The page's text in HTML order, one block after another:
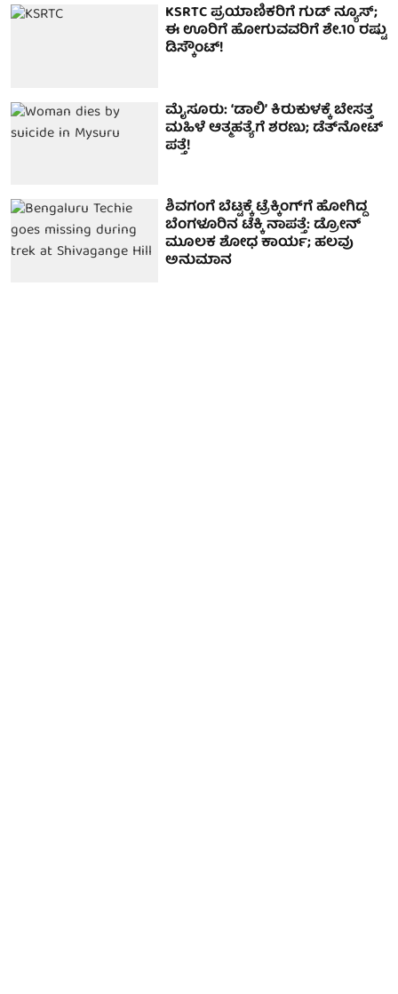
KSRTC ಪ್ರಯಾಣಿಕರಿಗೆ ಗುಡ್ ನ್ಯೂಸ್;
ಈ ಊರಿಗೆ ಹೋಗುವವರಿಗೆ ಶೇ.10 ರಷ್ಟು
ಡಿಸ್ಕೌಂಟ್!
ಮೈಸೂರು: ʻಡಾಲಿʼ ಕಿರುಕುಳಕ್ಕೆ ಬೇಸತ್ತ
ಮಹಿಳೆ ಆತ್ಮಹತ್ಯೆಗೆ ಶರಣು; ಡೆತ್‌ನೋಟ್‌
ಪತ್ತೆ!
ಶಿವಗಂಗೆ ಬೆಟ್ಟಕ್ಕೆ ಟ್ರೆಕ್ಕಿಂಗ್‌ಗೆ ಹೋಗಿದ್ದ
ಬೆಂಗಳೂರಿನ ಟೆಕ್ಕಿ ನಾಪತ್ತೆ: ಡ್ರೋನ್
ಮೂಲಕ ಶೋಧ ಕಾರ್ಯ; ಹಲವು
ಅನುಮಾನ